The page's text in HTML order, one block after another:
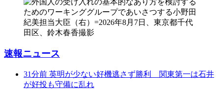
速報ニュース
31分前 英明が少ない好機逃さず勝利 関東第一は石井
が好投も守備に乱れ